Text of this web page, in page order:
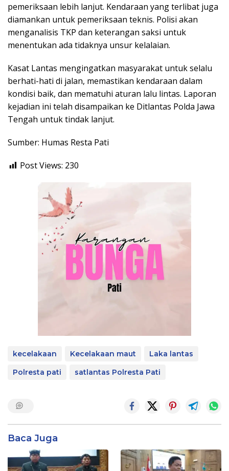
pemeriksaan lebih lanjut. Kendaraan yang terlibat juga
diamankan untuk pemeriksaan teknis. Polisi akan
menganalisis TKP dan keterangan saksi untuk
menentukan ada tidaknya unsur kelalaian.
Kasat Lantas mengingatkan masyarakat untuk selalu
berhati-hati di jalan, memastikan kendaraan dalam
kondisi baik, dan mematuhi aturan lalu lintas. Laporan
kejadian ini telah disampaikan ke Ditlantas Polda Jawa
Tengah untuk tindak lanjut.
Sumber: Humas Resta Pati
Post Views: 230
kecelakaan Kecelakaan maut
Laka lantas
Polresta pati
satlantas Polresta Pati
Baca Juga